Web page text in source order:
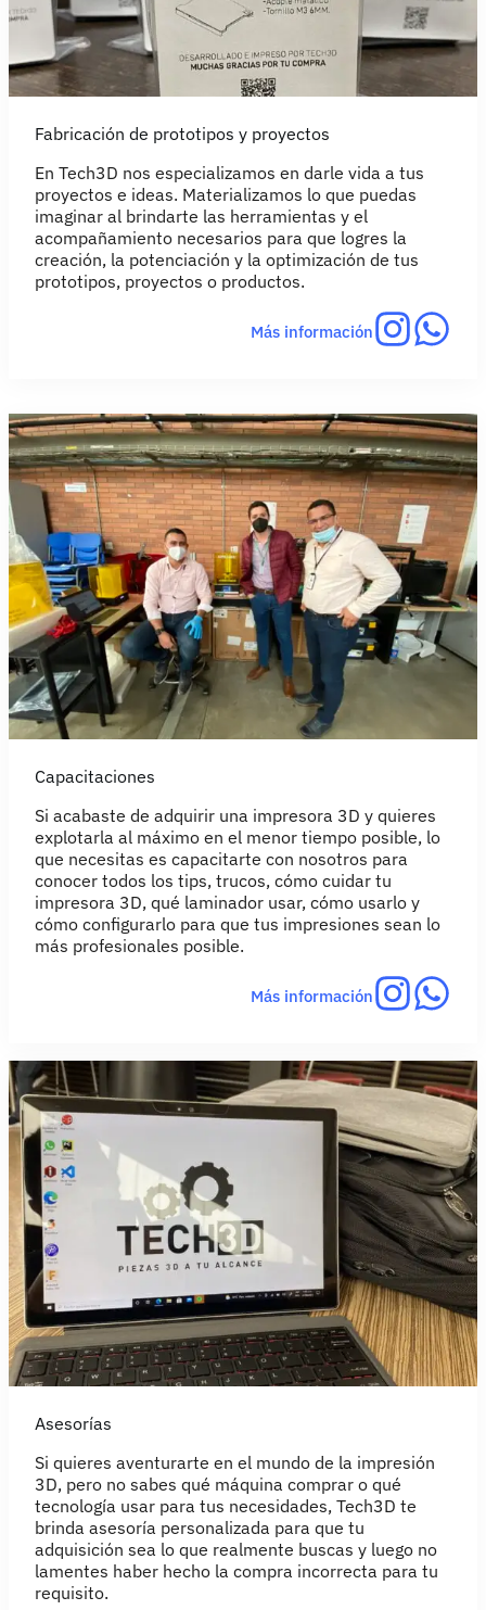
Fabricación de prototipos y proyectos
En Tech3D nos especializamos en darle vida a tus
proyectos e ideas. Materializamos lo que puedas
imaginar al brindarte las herramientas y el
acompañamiento necesarios para que logres la
creación, la potenciación y la optimización de tus
prototipos, proyectos o productos.
Más información
Capacitaciones
Si acabaste de adquirir una impresora 3D y quieres
explotarla al máximo en el menor tiempo posible, lo
que necesitas es capacitarte con nosotros para
conocer todos los tips, trucos, cómo cuidar tu
impresora 3D, qué laminador usar, cómo usarlo y
cómo configurarlo para que tus impresiones sean lo
más profesionales posible.
Más información
Asesorías
Si quieres aventurarte en el mundo de la impresión
3D, pero no sabes qué máquina comprar o qué
tecnología usar para tus necesidades, Tech3D te
brinda asesoría personalizada para que tu
adquisición sea lo que realmente buscas y luego no
lamentes haber hecho la compra incorrecta para tu
requisito.